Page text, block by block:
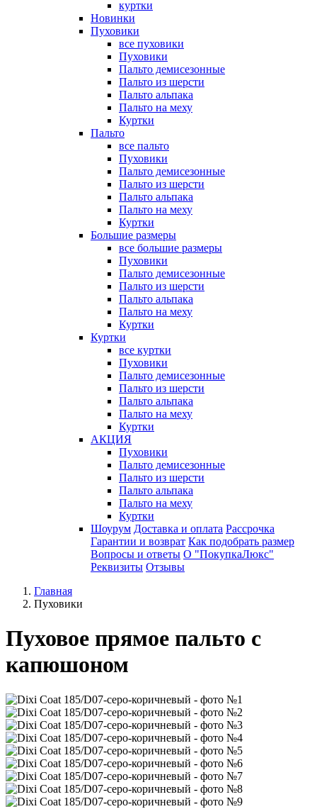
куртки
Новинки
Пуховики
все пуховики
Пуховики
Пальто демисезонные
Пальто из шерсти
Пальто альпака
Пальто на меху
Куртки
Пальто
все пальто
Пуховики
Пальто демисезонные
Пальто из шерсти
Пальто альпака
Пальто на меху
Куртки
Большие размеры
все большие размеры
Пуховики
Пальто демисезонные
Пальто из шерсти
Пальто альпака
Пальто на меху
Куртки
Куртки
все куртки
Пуховики
Пальто демисезонные
Пальто из шерсти
Пальто альпака
Пальто на меху
Куртки
АКЦИЯ
Пуховики
Пальто демисезонные
Пальто из шерсти
Пальто альпака
Пальто на меху
Куртки
Шоурум Доставка и оплата Рассрочка
Гарантии и возврат Как подобрать размер
Вопросы и ответы О "ПокупкаЛюкс"
Реквизиты Отзывы
Главная
Пуховики
Пуховое прямое пальто с
капюшоном